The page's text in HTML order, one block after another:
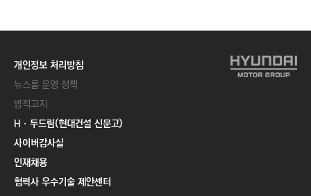
개인정보 처리방침
뉴스룸 운영 정책
법적고지
Hㆍ두드림(현대건설 신문고)
사이버감사실
인재채용
협력사 우수기술 제안센터